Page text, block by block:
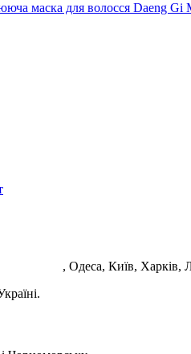
маска для волосся Daeng
, Одеса, Київ, Харків,